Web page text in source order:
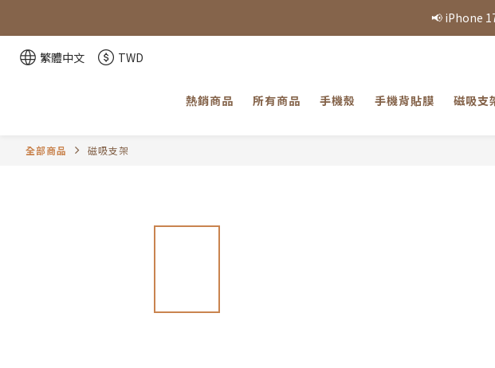
「因部分商品熱銷，部分庫存可能
📢 iPhone
「因部分商品熱銷，部分庫存可能
繁體中文 TWD
熱銷商品 所有商品 手機殼 手機背貼膜 磁吸支
全部商品 磁吸支架